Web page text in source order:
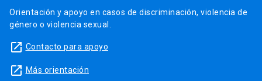
Orientación y apoyo en casos de discriminación, violencia de
género o violencia sexual.
launch Contacto para apoyo
launch Más orientación